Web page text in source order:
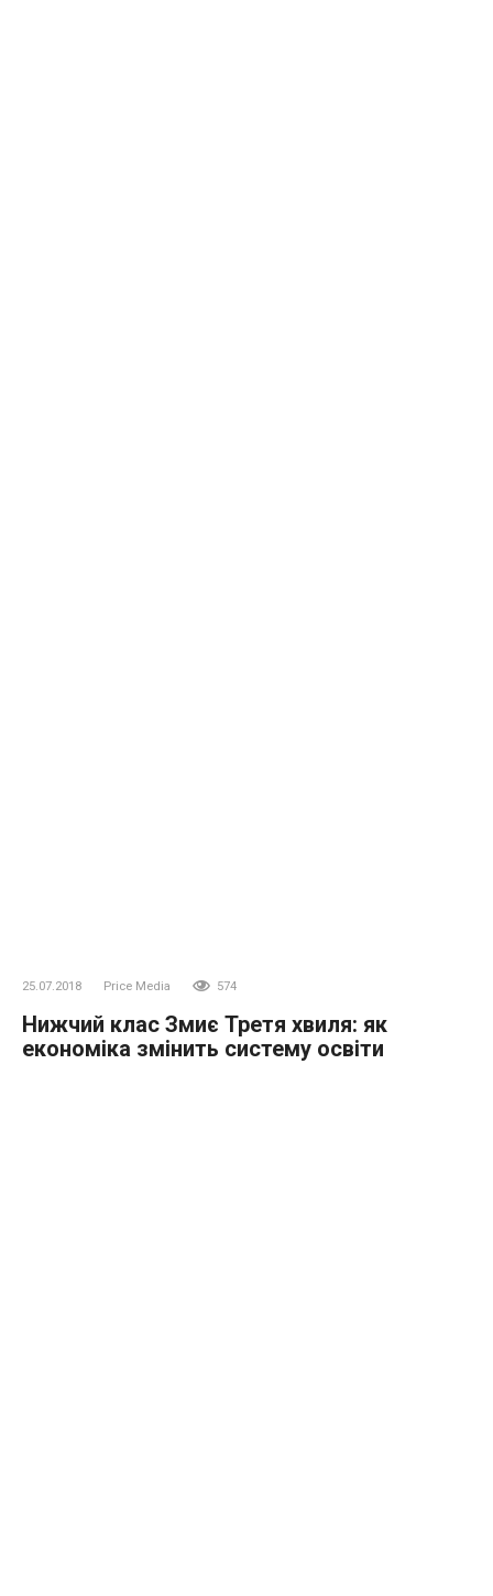
25.07.2018 Price Media 574
Нижчий клас Змиє Третя хвиля: як
економіка змінить систему освіти